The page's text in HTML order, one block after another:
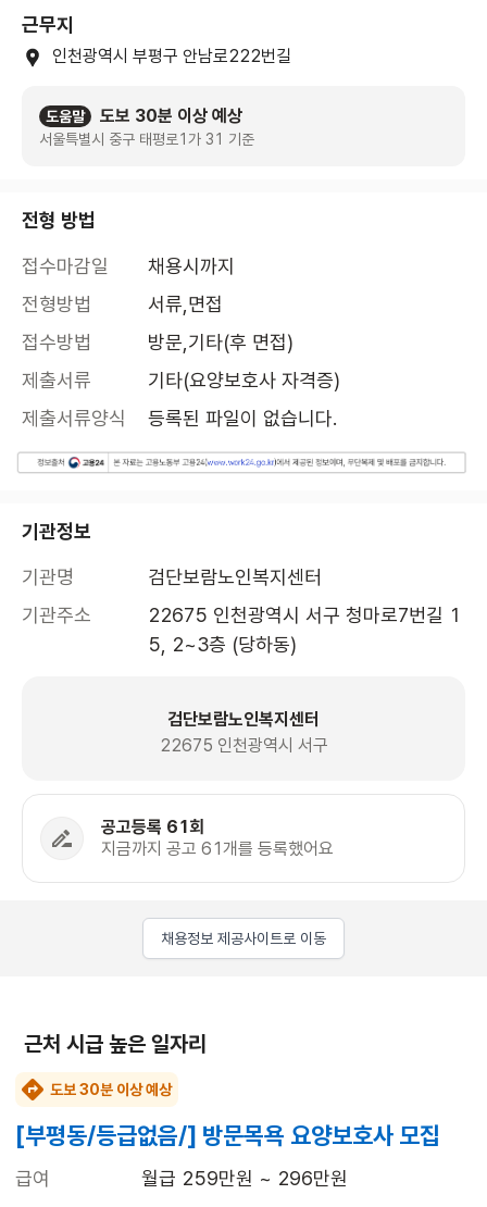
근무지
인천광역시 부평구 안남로222번길
도움말 도보 30분 이상 예상
서울특별시 중구 태평로1가 31 기준
전형 방법
접수마감일
채용시까지
전형방법
서류,면접
접수방법
방문,기타(후 면접)
제출서류
기타(요양보호사 자격증)
제출서류양식
등록된 파일이 없습니다.
기관정보
기관명
검단보람노인복지센터
기관주소
22675 인천광역시 서구 청마로7번길 1
5, 2~3층 (당하동)
검단보람노인복지센터
22675 인천광역시 서구
공고등록 61회
지금까지 공고 61개를 등록했어요
채용정보 제공사이트로 이동
근처 시급 높은 일자리
도보 30분 이상 예상
[부평동/등급없음/] 방문목욕 요양보호사 모집
급여
월급 259만원 ~ 296만원